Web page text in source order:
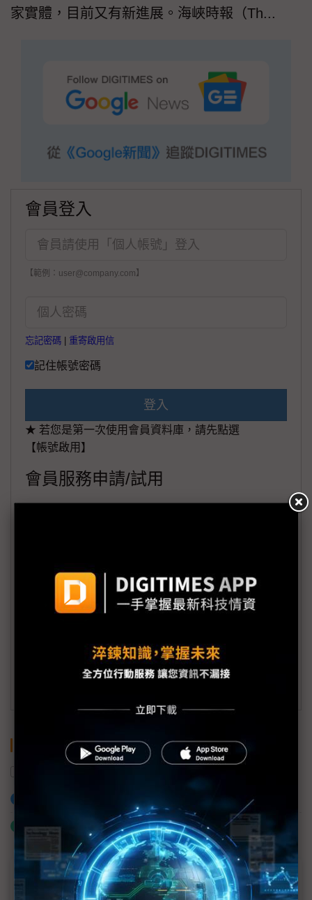
家實體，目前又有新進展。海峽時報（Th...
會員登入
【範例：user@company.com】
忘記密碼 重寄啟用信
記住帳號密碼
登入
★ 若您是第一次使用會員資料庫，請先點選
【帳號啟用】
會員服務申請/試用
會員信箱：
(一個工作日內將回覆您的來信)
什麼是「關鍵字追蹤」
近７天熱門報導